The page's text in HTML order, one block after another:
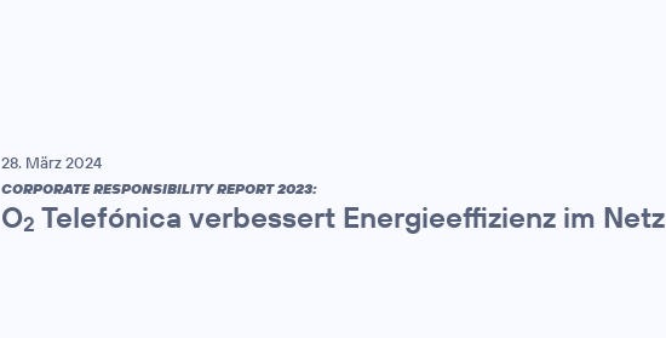
28. März 2024
CORPORATE RESPONSIBILITY REPORT 2023:
O2 Telefónica verbessert Energieeffizienz im Netz